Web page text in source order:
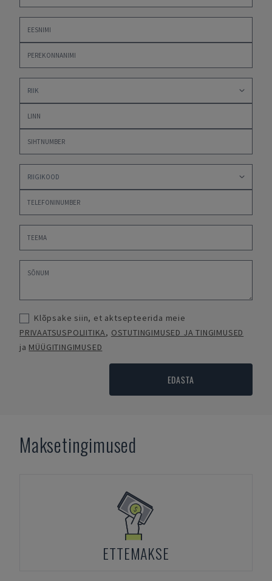
Klõpsake siin, et aktsepteerida meie
PRIVAATSUSPOLIITIKA, OSTUTINGIMUSED JA TINGIMUSED
ja MÜÜGITINGIMUSED
EDASTA
Maksetingimused
ETTEMAKSE